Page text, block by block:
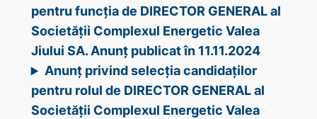
pentru funcția de DIRECTOR GENERAL al
Societății Complexul Energetic Valea
Jiului SA. Anunț publicat în 11.11.2024
Anunț privind selecția candidaților
pentru rolul de DIRECTOR GENERAL al
Societății Complexul Energetic Valea